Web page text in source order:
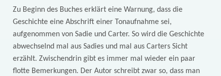
Zu Beginn des Buches erklärt eine Warnung, dass die
Geschichte eine Abschrift einer Tonaufnahme sei,
aufgenommen von Sadie und Carter. So wird die Geschichte
abwechselnd mal aus Sadies und mal aus Carters Sicht
erzählt. Zwischendrin gibt es immer mal wieder ein paar
flotte Bemerkungen. Der Autor schreibt zwar so, dass man